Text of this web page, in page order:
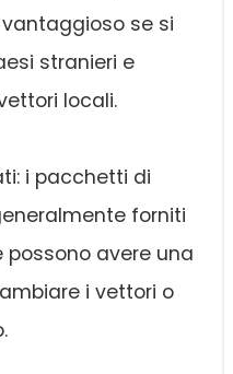
se si
stranieri e
locali.
i pacchetti di
forniti
avere una
i vettori o